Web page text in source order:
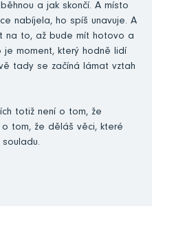
a jak skončí. A místo
nabíjela, ho spíš unavuje. A
na to, až bude mít hotovo a
je moment, který hodně lidí
tady se začíná lámat vztah
totiž není o tom, že
o tom, že děláš věci, které